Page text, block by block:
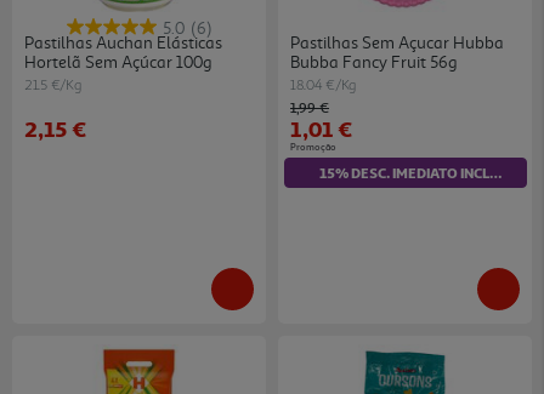
5.0 (6)
Pastilhas Auchan Elásticas
Hortelã Sem Açúcar 100g
21.5 €/Kg
2,15 €
Pastilhas Sem Açucar Hubba
Bubba Fancy Fruit 56g
18.04 €/Kg
Price reduced from
1,99 €to
1,01 €
Promoção
15% DESC. IMEDIATO INCLUÍDO